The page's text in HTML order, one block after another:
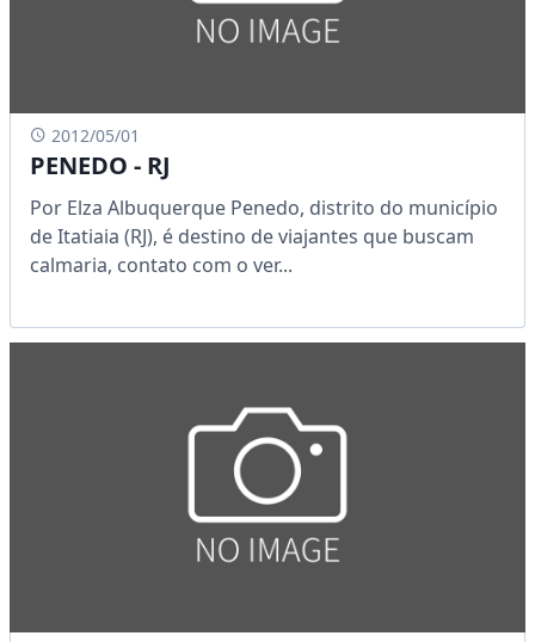
2012/05/01
PENEDO - RJ
Por Elza Albuquerque Penedo, distrito do município
de Itatiaia (RJ), é destino de viajantes que buscam
calmaria, contato com o ver...